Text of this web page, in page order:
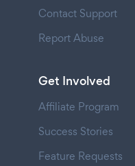
Contact Support
Report Abuse
Get Involved
Affiliate Program
Success Stories
Feature Requests